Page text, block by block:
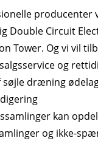
producenter
Double Circuit
Tower. Og vi vil
og
søjle dræning
kan
og ikke-